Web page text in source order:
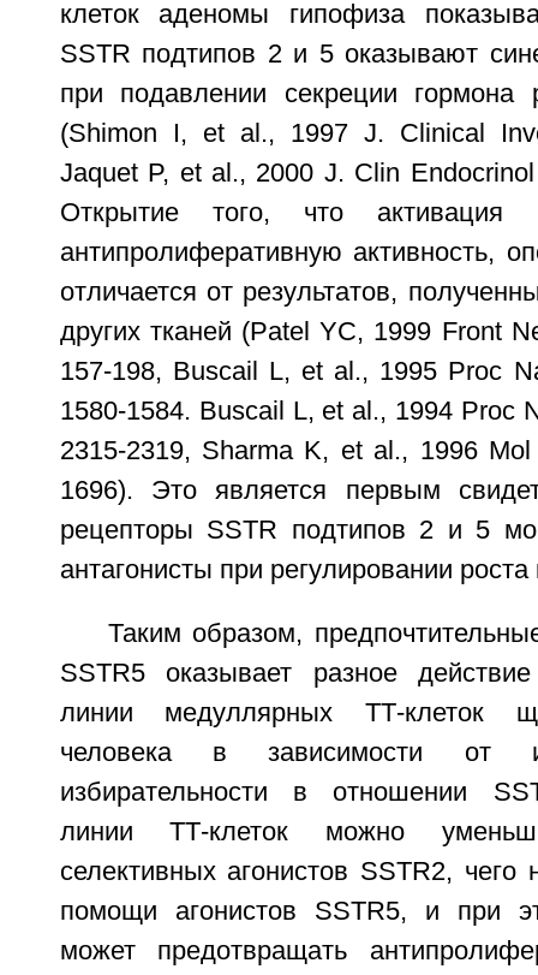
клеток аденомы гипофиза
SSTR подтипов 2 и 5 оказывают
при подавлении секреции гормона
(Shimon I, et al., 1997 J. Clinical
Jaquet P, et al., 2000 J. Clin
Открытие того, что активация
антипролиферативную активность,
отличается от результатов,
других тканей (Patel YC, 1999 Front
157-198, Buscail L, et al., 1995 Proc
1580-1584. Buscail L, et al., 1994 Proc
2315-2319, Sharma K, et al., 1996
1696). Это является первым
рецепторы SSTR подтипов 2 и 5
антагонисты при регулировании роста
Таким образом,
SSTR5 оказывает разное
линии медуллярных ТТ-клеток
человека в зависимости от
избирательности в отношении
линии ТТ-клеток можно
селективных агонистов SSTR2, чего
помощи агонистов SSTR5, и при
может предотвращать